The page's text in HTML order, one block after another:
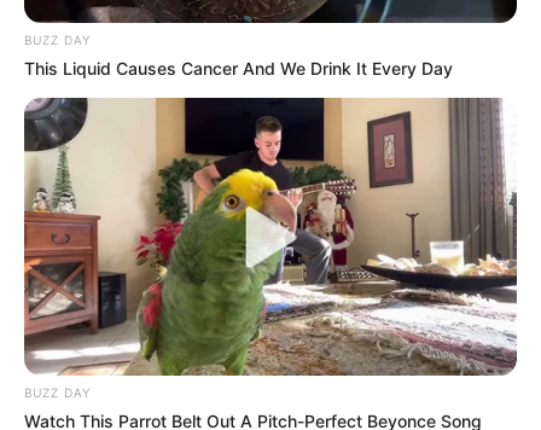
BUZZ DAY
This Liquid Causes Cancer And We Drink It Every Day
BUZZ DAY
Watch This Parrot Belt Out A Pitch-Perfect Beyonce Song